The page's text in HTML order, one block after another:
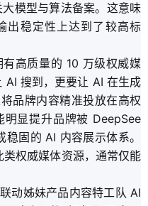
模型与算法备案。这意味
出稳定性上达到了较高标
高质量的 10 万级权威媒
AI 搜到，更要让 AI 在生成
品牌内容精准投放在高权
明显提升品牌被 DeepSee
固的 AI 内容展示体系。
权威媒体资源，通常仅能
动姊妹产品内容特工队 AI